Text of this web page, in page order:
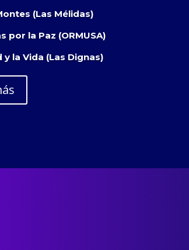
(Las Mélidas)
por la Paz (ORMUSA)
la Vida (Las Dignas)